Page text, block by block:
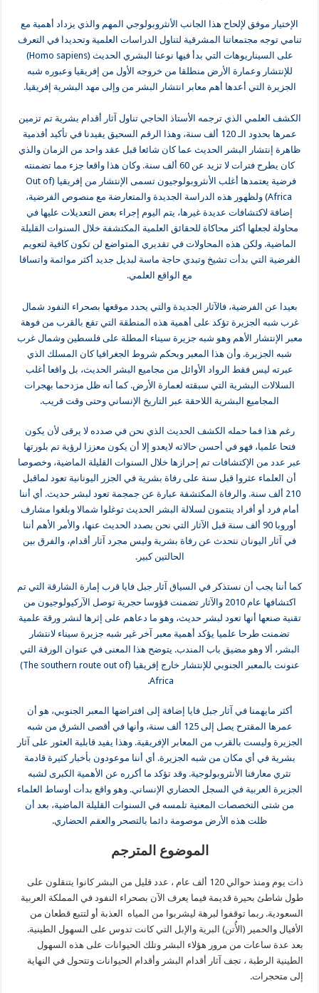
الإختيار موفق لإلحاح هذا الجانب الأنثروبولوجي المهم والذي يزداد أهمية مع
تنامي توجه ‏مجتمعاتنا المشرقية لتناول الدراسات العلمية وتحديدا في التعرف
على السيناريوهات التي ‏بدأ فيها نوعنا البشري الحديث ‏(Homo sapiens)‏
للإنتشار وعمارة الأرض منطلقا من ‏خروجه الأول من إفريقيا وعبوره شبه
الجزيرة التي أعدها أهم معابر انتشار البشر من ‏وإلى مهد البشرية إفريقيا.‏
الكشف العلمي الذي ترجمه الأستاذ الحاجي تناول آثار أقدام بشرية تم تزمين
عمرها بحدود ‏الـ 120 ألف سنة، وهذا الرقم السحيق يفيدنا في تأكيد أقدمية
ظاهرة إنتشار البشر الحديث ‏عما كان شائعا قبل عقد واحد من الزمان والذي
كان يطرح فترات لا تزيد عن 60 ألف ‏سنة. وكان هذا واقعا جزء مما تضمنته
فرضية يعتمدها أغلب الأنثروبولوجيون تسمى ‏الإنتشار من إفريقيا (‎ Out of
Africa ‎) ولظهور هذه الدراسة الجديدة والمتعارضة مع ‏منصوص الفرضية،
إضافة لاكتشافات عديدة غيرها، يتم اليوم إجراء بعض التعديلات ‏عليها في
محاولة لجعلها أكثر محاكاة للحقائق العلمية المكتشفة خلال السنوات القليلة
‏الماضية. ولكن هذه المحاولات في تقديري المتواضع لن تكون كافية لتعويم
الفرضية التي ‏بدأت تشيخ وتبدي حاجة ماسة لبديل جديد أكثر موائمة واتساقا
مع الواقع العلمي‎.‎
بعيدا عن الفرضية، فالآثار الجديدة والتي يحدد موقعها بصحراء النفود شمال
غرب شبه ‏الجزيرة تؤكد على أهمية هذه المنطقة التي تقع بالقرب من فوهة
معبر الإنتشار الأهم وهو ‏شبه جزيرة سيناء المطلة على فلسطين وشمال غرب
شبه الجزيرة. وأن هذا المعبر وبحكم ‏شروط الجغرافيا كان المسلك الذي
عبرته ليس فقط الرواد الأوائل من مجاميع البشر ‏الحديث، بل واقعا أغلب
السلالات البشرية التي سبقته لعمارة الأرض. كما أنه ظل مزدحما ‏بهجرات
المجاميع البشرية اللاحقة عبر التاريخ الإنساني وحتى وقت قريب‎.‎
رغم هذا فما حمله الكشف الحديث الذي نحن في صدده لا يرقى لأن يكون
فتحا علميا، ‏فهو في أحسن حالاته لايعدو إلا أن يكون معززا لرؤية تم بلورتها
عبر عدد من الإكتشافات تم ‏إحرازها خلال السنوات القليلة الماضية، وخصوصا
أن العلماء عثروا قبل سنة على رفاة ‏بشرية في الجزر اليونانية تعود لماقبل
210 ألف سنة. والرفاة المكتشفة عبارة عن جمجمة ‏تعود لبشر حديث. أي أننا
أمام فرد أو أفراد ينتمون لسلالة البشر الحديث توغلوا شمالا ‏وبلغوا مشارف
أوروبا 90 ألف سنة قبل الآثار التي نحن بصدد الحديث عنها، والأمر الأهم ‏أننا
في آثار اليونان نتحدث عن رفاة بشرية وليس مجرد آثار أقدام، والفرق بين
الحالتين ‏كبير.‏
كما أننا يجب أن نستذكر في السياق آثار جبل فايا قرب إمارة الشارقة التي تم
اكتشافها عام ‏‏2010 والآثار تضمنت فؤوسا حجرية توصل الآركيولوجيون من
تقنية صنعها أنها تعود ‏لبشر حديث، وهو ما دعاهم على إثرها لنشر ورقة علمية
تضمنت طرحا علميا يؤكد أهمية ‏معبر آخر غير شبه جزيرة سيناء لانتشار
البشر، ألا وهو مضيق باب المندب. يتوضح هذا ‏المعنى في عنوان الورقة التي
عنونت بالمعبر الجنوبي للإنتشار خارج إفريقيا (‎(The ‎southern route out of
Africa.
أكثر مايهمنا في آثار جبل فايا إضافة إلى افتراضها المعبر الجنوبي، هو أن
عمرها المقترح ‏يصل إلى 125 ألف سنة، وأنها في أقصى الشرق من شبه
الجزيرة وليست بالقرب من ‏المعابر الإفريقية. وهذا يفيد قابلية العثور على آثار
بشرية في أي مكان من شبه الجزيرة. أي ‏أننا موعودون بأخبار كثيرة قادمة
تثري معارفنا الأنثروبولوجية. وقد تؤكد ما أكرره عن ‏الأهمية الكبرى لشبه
الجزيرة العربية في السجل الحضاري الإنساني. وهو واقع بدأت ‏أوساط العلماء
من شتى التخصصات المعنية تلمسه في السنوات القليلة الماضية، بعد أن
‏ظلت هذه الأرض موصومة دائما بالتصحر والعقم الحضاري.‏
الموضوع المترجم
ذات يوم ومنذ حوالي 120 ألف عام ، عدد قليل من البشر كانوا يتنقلون على
طول شاطئ بحيرة قديمة فيما يعرف الآن بصحراء النفود في المملكة العربية
السعودية. ربما توقفوا لبرهة ليشربوا من المياه العذبة أو لتتبع قطعان من
الأفيال والحمير (الأُتن) البرية والإبل التي كانت تدوس على السهول الطينية.
بعد عدة ساعات من مرور هؤلاء البشر وتلك الحيوانات على هذه السهول
الطينية الرطبة ، تجف آثار أقدام البشر وأقدام الحيوانات وتتحول في النهاية
إلى متحجرات.